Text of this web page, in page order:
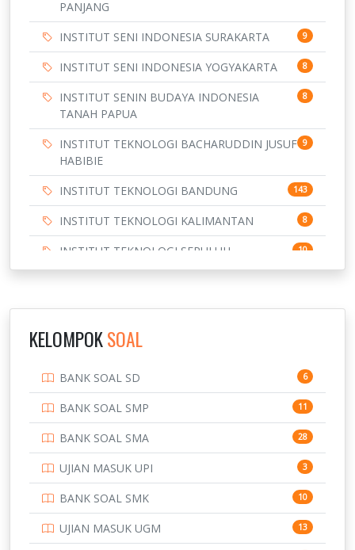
PANJANG
INSTITUT SENI INDONESIA SURAKARTA 9
INSTITUT SENI INDONESIA YOGYAKARTA 8
INSTITUT SENIN BUDAYA INDONESIA
TANAH PAPUA
8
INSTITUT TEKNOLOGI BACHARUDDIN JUSUF
HABIBIE
9
INSTITUT TEKNOLOGI BANDUNG 143
INSTITUT TEKNOLOGI KALIMANTAN 8
INSTITUT TEKNOLOGI SEPULUH
NOVEMBER
10
3
169
7
PTDI STTD 4
133
SMA 146
KELOMPOKSOAL
BANK SOAL SD 6
BANK SOAL SMP 11
BANK SOAL SMA 28
UJIAN MASUK UPI 3
BANK SOAL SMK 10
UJIAN MASUK UGM 13